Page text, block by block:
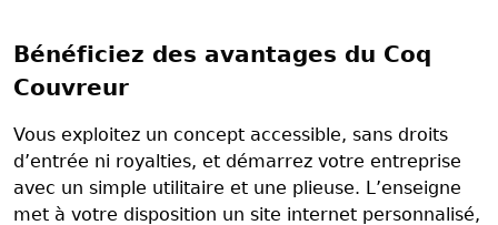
Bénéficiez des avantages du Coq
Couvreur
Vous exploitez un concept accessible, sans droits
d’entrée ni royalties, et démarrez votre entreprise
avec un simple utilitaire et une plieuse. L’enseigne
met à votre disposition un site internet personnalisé,